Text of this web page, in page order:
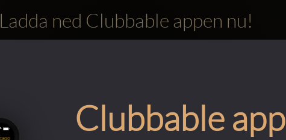
Ladda ned Clubbable appen nu!
Clubbable app